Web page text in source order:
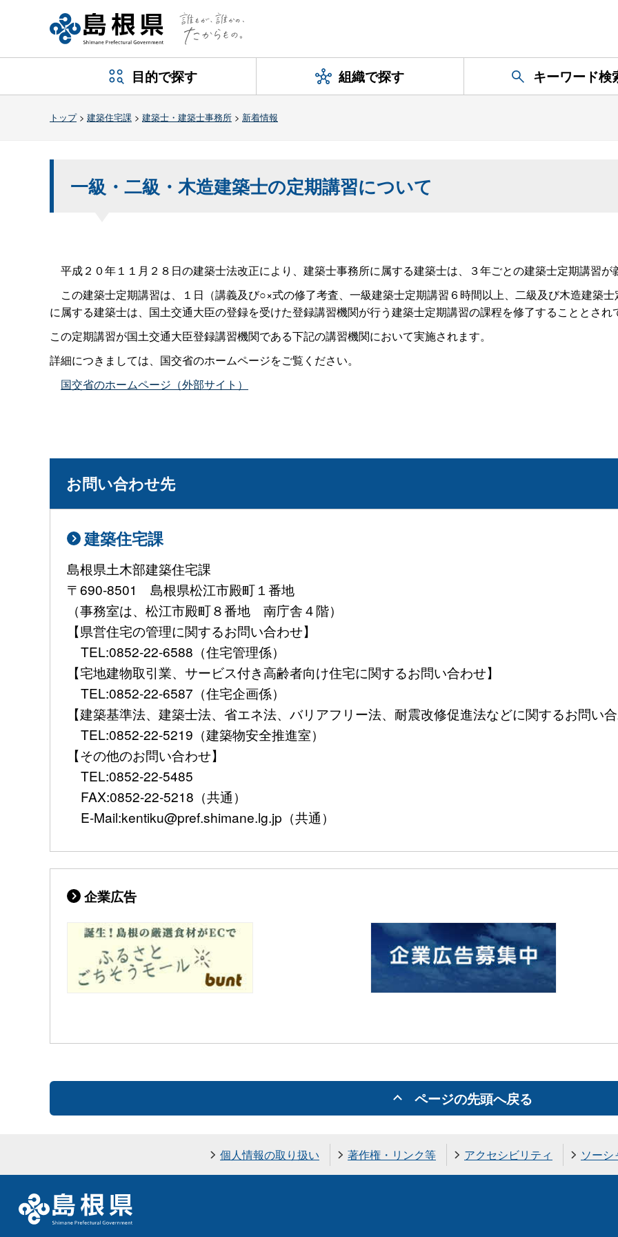
目的で探す 組織で探す キーワード検
トップ> 建築住宅課 > 建築士・建築士事務所 > 新着情報
一級・二級・木造建築士の定期講習について
平成２０年１１月２８日の建築士法改正により、建築士事務所に属する建築士は、３年ごとの建築士定期講習が
この建築士定期講習は、１日（講義及び○×式の修了考査、一級建築士定期講習６時間以上、二級及び木造建築
に属する建築士は、国土交通大臣の登録を受けた登録講習機関が行う建築士定期講習の課程を修了することとされ
この定期講習が国土交通大臣登録講習機関である下記の講習機関において実施されます。
詳細につきましては、国交省のホームページをご覧ください。
国交省のホームページ（外部サイト）
お問い合わせ先
建築住宅課
島根県土木部建築住宅課
〒690-8501 島根県松江市殿町１番地
（事務室は、松江市殿町８番地 南庁舎４階）
【県営住宅の管理に関するお問い合わせ】
TEL:0852-22-6588（住宅管理係）
【宅地建物取引業、サービス付き高齢者向け住宅に関するお問い合わせ】
TEL:0852-22-6587（住宅企画係）
【建築基準法、建築士法、省エネ法、バリアフリー法、耐震改修促進法などに関するお問い
TEL:0852-22-5219（建築物安全推進室）
【その他のお問い合わせ】
TEL:0852-22-5485
FAX:0852-22-5218（共通）
E-Mail:kentiku@pref.shimane.lg.jp（共通）
企業広告
ページの先頭へ戻る
個人情報の取り扱い 著作権・リンク等 アクセシビリティ ソー